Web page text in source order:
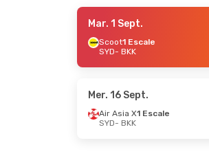
- Dim. 13 Sept.
- Lun. 5 Oct.
Mar. 1 Sept.
Scoot1 Escale
SYD- BKK
Mer. 16 Sept.
Air Asia X1 Escale
SYD- BKK